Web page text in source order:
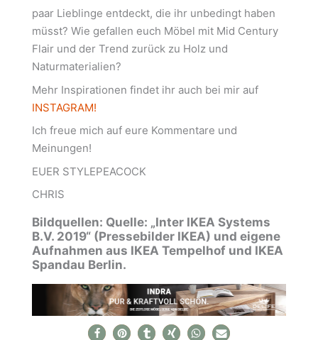
paar Lieblinge entdeckt, die ihr unbedingt haben
müsst? Wie gefallen euch Möbel mit Mid Century
Flair und der Trend zurück zu Holz und
Naturmaterialien?
Mehr Inspirationen findet ihr auch bei mir auf
INSTAGRAM!
Ich freue mich auf eure Kommentare und
Meinungen!
EUER STYLEPEACOCK
CHRIS
Bildquellen: Quelle: „Inter IKEA Systems
B.V. 2019“ (Pressebilder IKEA) und eigene
Aufnahmen aus IKEA Tempelhof und IKEA
Spandau Berlin.